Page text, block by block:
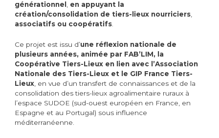
générationnel
en appuyant la
création/consolidation de tiers-lieux nourriciers
associatifs ou coopératifs
Ce projet est issu d’une réflexion nationale de
plusieurs années, animée par FAB’LIM, la
Coopérative Tiers-Lieux en lien avec l’Association
Nationale des Tiers-Lieux et le GIP France Tiers-
Lieux , en vue d’un transfert de connaissances et de la
consolidation des tiers-lieux agroalimentaire ruraux à
l’espace SUDOE (sud-ouest européen en France, en
Espagne et au Portugal) sous influence
méditerranéenne.